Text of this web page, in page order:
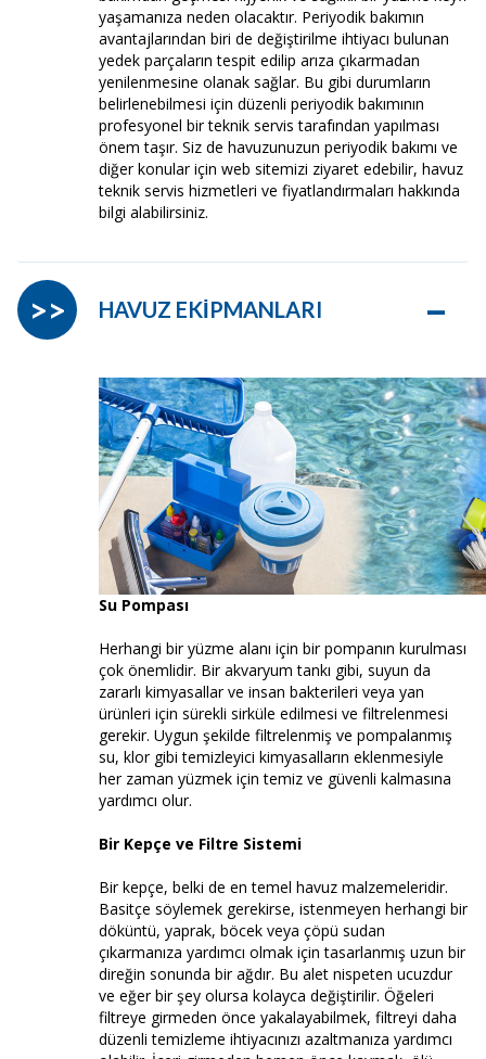
yaşamanıza neden olacaktır. Periyodik bakımın
avantajlarından biri de değiştirilme ihtiyacı bulunan
yedek parçaların tespit edilip arıza çıkarmadan
yenilenmesine olanak sağlar. Bu gibi durumların
belirlenebilmesi için düzenli periyodik bakımının
profesyonel bir teknik servis tarafından yapılması
önem taşır. Siz de havuzunuzun periyodik bakımı ve
diğer konular için web sitemizi ziyaret edebilir, havuz
teknik servis hizmetleri ve fiyatlandırmaları hakkında
bilgi alabilirsiniz.
HAVUZ EKİPMANLARI –
>>
Su Pompası
Herhangi bir yüzme alanı için bir pompanın kurulması
çok önemlidir. Bir akvaryum tankı gibi, suyun da
zararlı kimyasallar ve insan bakterileri veya yan
ürünleri için sürekli sirküle edilmesi ve filtrelenmesi
gerekir. Uygun şekilde filtrelenmiş ve pompalanmış
su, klor gibi temizleyici kimyasalların eklenmesiyle
her zaman yüzmek için temiz ve güvenli kalmasına
yardımcı olur.
Bir Kepçe ve Filtre Sistemi
Bir kepçe, belki de en temel havuz malzemeleridir.
Basitçe söylemek gerekirse, istenmeyen herhangi bir
döküntü, yaprak, böcek veya çöpü sudan
çıkarmanıza yardımcı olmak için tasarlanmış uzun bir
direğin sonunda bir ağdır. Bu alet nispeten ucuzdur
ve eğer bir şey olursa kolayca değiştirilir. Öğeleri
filtreye girmeden önce yakalayabilmek, filtreyi daha
düzenli temizleme ihtiyacınızı azaltmanıza yardımcı